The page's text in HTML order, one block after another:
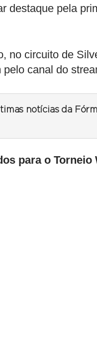
destaque pela
no circuito de
pelo canal do
notícias da
para o Torneio